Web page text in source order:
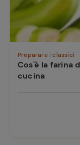
Preparare i classici
Cos'è la farina
cucina